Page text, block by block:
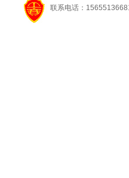
联系电话：